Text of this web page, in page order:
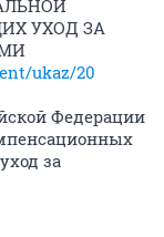
УХОД ЗА
ukaz/20
Федерации
за